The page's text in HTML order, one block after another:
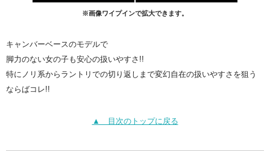
※画像ワイプインで拡大できます。
キャンバーベースのモデルで
脚力のない女の子も安心の扱いやすさ!!
特にノリ系からラントリでの切り返しまで変幻自在の扱いやすさを狙う
ならばコレ!!
▲ 目次のトップに戻る